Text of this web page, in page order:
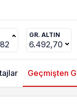
GR. ALTIN
6.492,70
Geçmişten